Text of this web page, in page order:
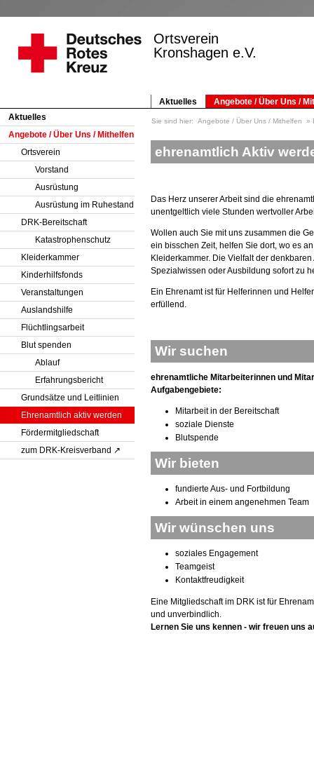
Ortsverein
Kronshagen e.V.
Aktuelles
Angebote / Über Uns /
Aktuelles
Angebote / Über Uns / Mithelfen
Ortsverein
Vorstand
Ausrüstung
Ausrüstung im Ruhestand
DRK-Bereitschaft
Katastrophenschutz
Kleiderkammer
Kinderhilfsfonds
Veranstaltungen
Auslandshilfe
Flüchtlingsarbeit
Blut spenden
Ablauf
Erfahrungsbericht
Grundsätze und Leitlinien
Ehrenamtlich aktiv werden
Fördermitgliedschaft
zum DRK-Kreisverband
Sie sind hier: Angebote / Über Uns / Mithelfen
ehrenamtlich Aktiv
Das Herz unserer Arbeit sind die
unentgeltlich viele Stunden wertvoller
Wollen auch Sie mit uns zusammen die
ein bisschen Zeit, helfen Sie dort, wo es
Kleiderkammer. Die Vielfalt der
Spezialwissen oder Ausbildung sofort zu
Ein Ehrenamt ist für Helferinnen und
erfüllend.
Wir suchen
ehrenamtliche Mitarbeiterinnen und
Aufgabengebiete:
Mitarbeit in der Bereitschaft
soziale Dienste
Blutspende
Wir bieten
fundierte Aus- und Fortbildung
Arbeit in einem angenehmen Team
Wir wünschen uns
soziales Engagement
Teamgeist
Kontaktfreudigkeit
Eine Mitgliedschaft im DRK ist für
und unverbindlich.
Lernen Sie uns kennen - wir freuen uns